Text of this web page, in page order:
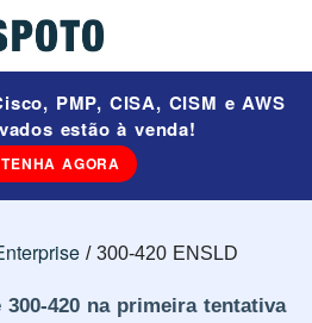
PMP, CISA, CISM e AWS
estão à venda!
AGORA
300-420 ENSLD
300-420 na primeira tentativa